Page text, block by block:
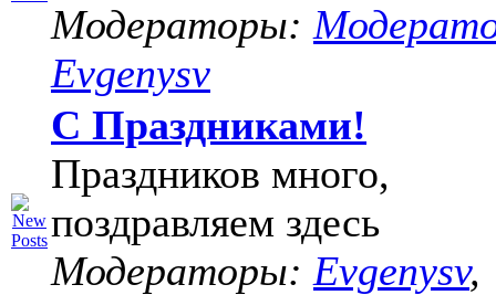
Модераторы:
Evgenysv
С Праздниками!
Праздников много,
поздравляем здесь
Модераторы: Evgenysv,